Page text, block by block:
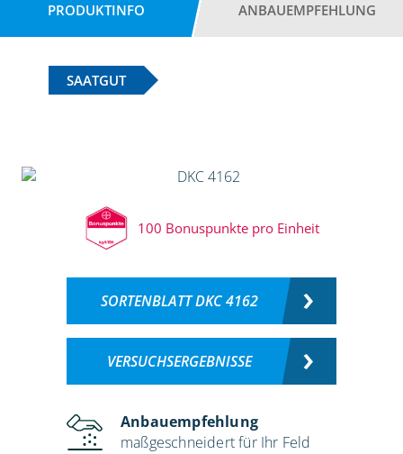
PRODUKTINFO ANBAUEMPFEHLUNG
SAATGUT
100 Bonuspunkte pro Einheit
SORTENBLATT DKC 4162
VERSUCHSERGEBNISSE
Anbauempfehlung
maßgeschneidert für Ihr Feld